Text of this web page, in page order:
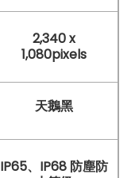
2,340 x
1,080pixels
天鵝黑
IP65、IP68 防塵防